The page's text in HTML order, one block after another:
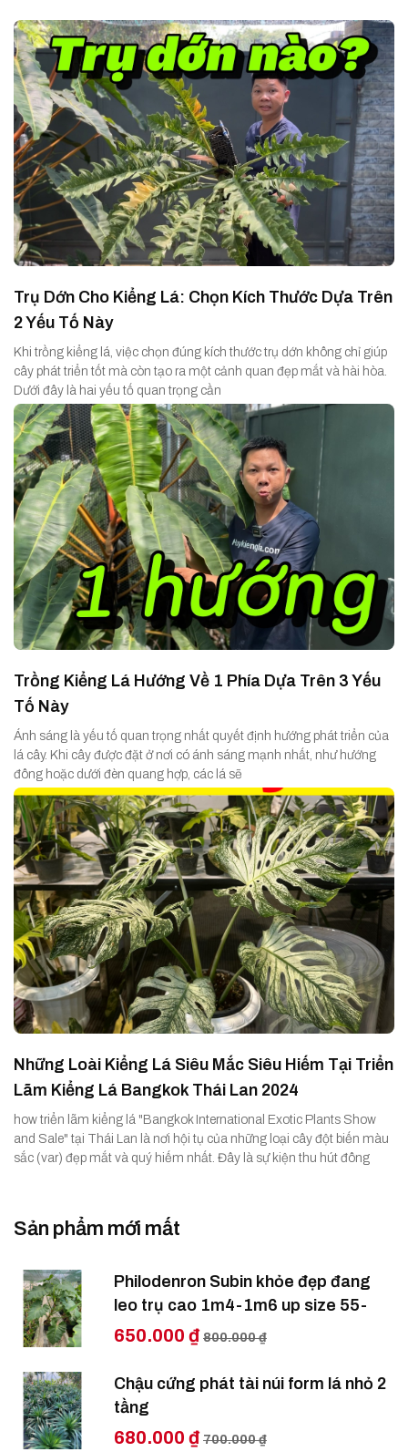
Trụ Dớn Cho Kiểng Lá: Chọn Kích Thước Dựa Trên
2 Yếu Tố Này
Khi trồng kiểng lá, việc chọn đúng kích thước trụ dớn không chỉ giúp
cây phát triển tốt mà còn tạo ra một cảnh quan đẹp mắt và hài hòa.
Dưới đây là hai yếu tố quan trọng cần
Trồng Kiểng Lá Hướng Về 1 Phía Dựa Trên 3 Yếu
Tố Này
Ánh sáng là yếu tố quan trọng nhất quyết định hướng phát triển của
lá cây. Khi cây được đặt ở nơi có ánh sáng mạnh nhất, như hướng
đông hoặc dưới đèn quang hợp, các lá sẽ
Những Loài Kiểng Lá Siêu Mắc Siêu Hiếm Tại Triển
Lãm Kiểng Lá Bangkok Thái Lan 2024
how triển lãm kiểng lá "Bangkok International Exotic Plants Show
and Sale" tại Thái Lan là nơi hội tụ của những loại cây đột biến màu
sắc (var) đẹp mắt và quý hiếm nhất. Đây là sự kiện thu hút đông
Sản phẩm mới mất
Philodenron Subin khỏe đẹp đang
leo trụ cao 1m4-1m6 up size 55-
650.000 ₫ 800.000 ₫
Chậu cứng phát tài núi form lá nhỏ 2
tầng
680.000 ₫ 700.000 ₫